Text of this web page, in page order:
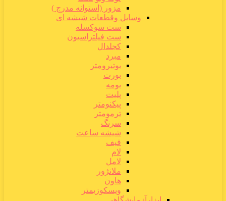
مزور (استوانه مدرج )
وسایل وقطعات شیشه ای
ست سوکسله
ست فیلتراسیون
کجلدال
مبرد
بوتیرومتر
بورت
بومه
پلیت
پیکنومتر
ترمومتر
سرنگ
شیشه ساعت
قیف
لام
لامل
ملانژور
هاون
ویسکوزیمتر